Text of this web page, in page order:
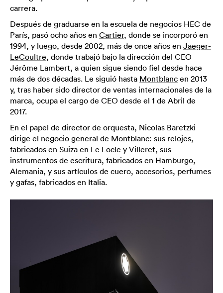
carrera.
Después de graduarse en la escuela de negocios HEC de
París, pasó ocho años en Cartier, donde se incorporó en
1994, y luego, desde 2002, más de once años en Jaeger-
LeCoultre, donde trabajó bajo la dirección del CEO
Jérôme Lambert, a quien sigue siendo fiel desde hace
más de dos décadas. Le siguió hasta Montblanc en 2013
y, tras haber sido director de ventas internacionales de la
marca, ocupa el cargo de CEO desde el 1 de Abril de
2017.
En el papel de director de orquesta, Nicolas Baretzki
dirige el negocio general de Montblanc: sus relojes,
fabricados en Suiza en Le Locle y Villeret, sus
instrumentos de escritura, fabricados en Hamburgo,
Alemania, y sus artículos de cuero, accesorios, perfumes
y gafas, fabricados en Italia.